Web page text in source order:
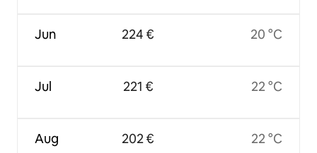
Jun
Jul
Aug
224 €
221 €
202 €
20 °C
22 °C
22 °C